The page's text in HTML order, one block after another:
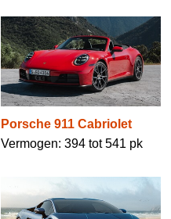
Porsche 911 Cabriolet
Vermogen: 394 tot 541 pk